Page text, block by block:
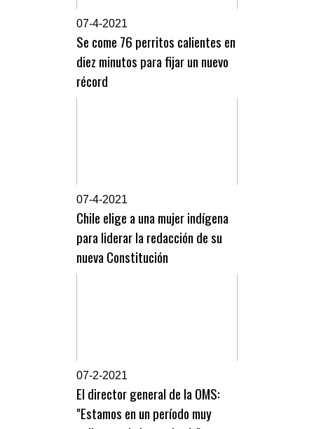
07-4-2021
Se come 76 perritos calientes en
diez minutos para fijar un nuevo
récord
07-4-2021
Chile elige a una mujer indígena
para liderar la redacción de su
nueva Constitución
07-2-2021
El director general de la OMS:
"Estamos en un período muy